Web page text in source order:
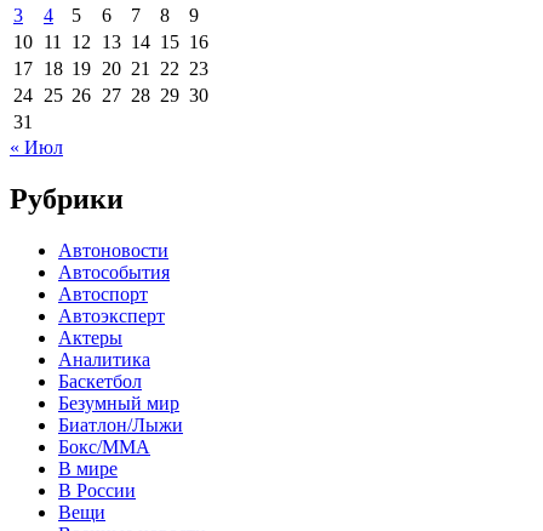
3
4 5 6 7 8
9
10 11 12 13 14 15 16
17 18 19 20 21 22 23
24 25 26 27 28 29 30
31
« Июл
Рубрики
Автоновости
Автособытия
Автоспорт
Автоэксперт
Актеры
Аналитика
Баскетбол
Безумный мир
Биатлон/Лыжи
Бокс/MMA
В мире
В России
Вещи